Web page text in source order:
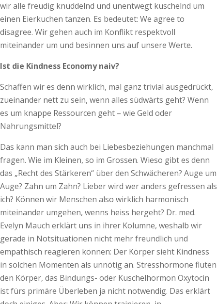
wir alle freudig knuddelnd und unentwegt kuschelnd um
einen Eierkuchen tanzen. Es bedeutet: We agree to
disagree. Wir gehen auch im Konflikt respektvoll
miteinander um und besinnen uns auf unsere Werte.
Ist die Kindness Economy naiv?
Schaffen wir es denn wirklich, mal ganz trivial ausgedrückt,
zueinander nett zu sein, wenn alles südwärts geht? Wenn
es um knappe Ressourcen geht – wie Geld oder
Nahrungsmittel?
Das kann man sich auch bei Liebesbeziehungen manchmal
fragen. Wie im Kleinen, so im Grossen. Wieso gibt es denn
das „Recht des Stärkeren“ über den Schwächeren? Auge um
Auge? Zahn um Zahn? Lieber wird wer anders gefressen als
ich? Können wir Menschen also wirklich harmonisch
miteinander umgehen, wenns heiss hergeht? Dr. med.
Evelyn Mauch erklärt uns in ihrer Kolumne, weshalb wir
gerade in Notsituationen nicht mehr freundlich und
empathisch reagieren können: Der Körper sieht Kindness
in solchen Momenten als unnötig an. Stresshormone fluten
den Körper, das Bindungs- oder Kuschelhormon Oxytocin
ist fürs primäre Überleben ja nicht notwendig. Das erklärt